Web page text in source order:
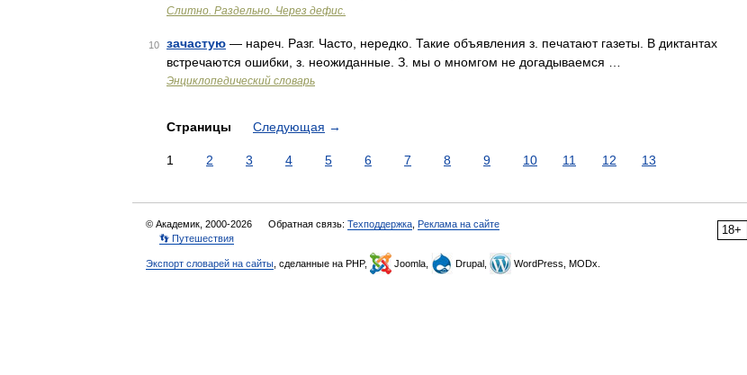
Слитно. Раздельно. Через дефис.
10 зачастую — нареч. Разг. Часто, нередко. Такие объявления з. печатают газеты. В диктантах
встречаются ошибки, з. неожиданные. З. мы о мномгом не догадываемся …
Энциклопедический словарь
Страницы Следующая →
1 2 3 4 5 6 7 8 9 10 11 12 13
18+
© Академик, 2000-2026 Обратная связь: Техподдержка Реклама на сайте
👣 Путешествия
Экспорт словарей на сайты , сделанные на PHP, Joomla, Drupal, WordPress, MODx.